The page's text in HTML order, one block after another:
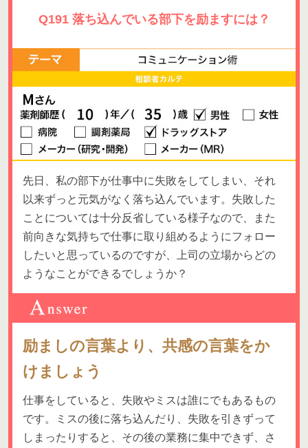
Q191 落ち込んでいる部下を励ますには？
先日、私の部下が仕事中に失敗をしてしまい、それ
以来ずっと元気がなく落ち込んでいます。失敗した
ことについては十分反省している様子なので、また
前向きな気持ちで仕事に取り組めるようにフォロー
したいと思っているのですが、上司の立場からどの
ようなことができるでしょうか？
励ましの言葉より、共感の言葉をか
けましょう
仕事をしていると、失敗やミスは誰にでもあるもの
です。ミスの後に落ち込んだり、失敗を引きずって
しまったりすると、その後の業務に集中できず、さ